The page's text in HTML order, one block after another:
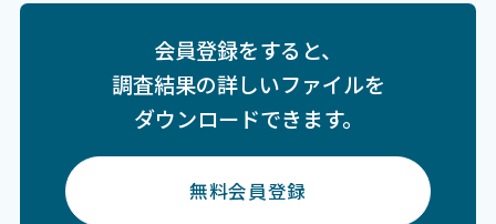
会員登録をすると、
調査結果の詳しいファイルを
ダウンロードできます。
無料会員登録